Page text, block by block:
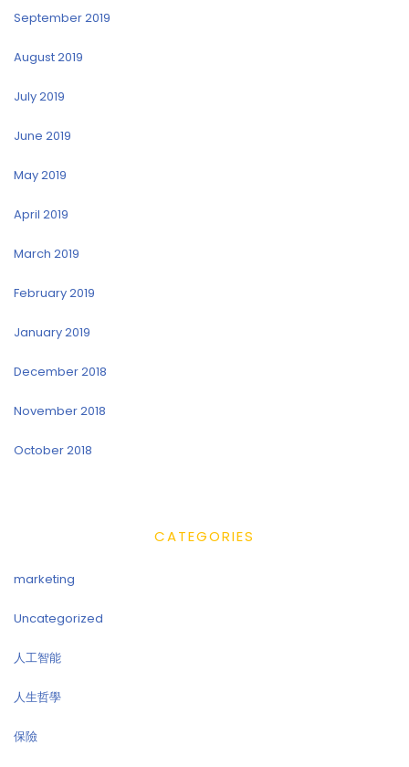
September 2019
August 2019
July 2019
June 2019
May 2019
April 2019
March 2019
February 2019
January 2019
December 2018
November 2018
October 2018
CATEGORIES
marketing
Uncategorized
人工智能
人生哲學
保險